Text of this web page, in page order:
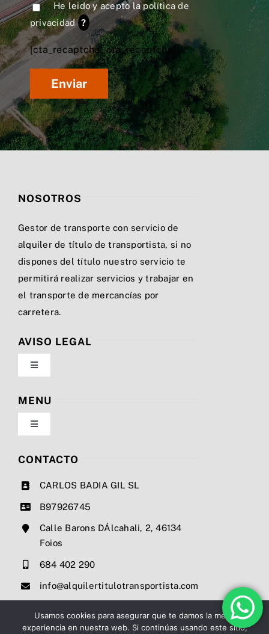
He leido y acepto lapolítica de
privacidad ?
[cta_recaptcha* cta_recaptcha]
NOSOTROS
Gestor de transporte con servicio de
alquiler de título de transportista, si no
dispones del título nuestro servicio te
permitirá realizar servicios y trabajar en
el transporte de mercancías por
carretera.
AVISO LEGAL
Toggle
Navigation
Política de privacidad
Condiciones de uso
MENU
Toggle
Navigation
Nosotros
Precios
Contacto
CONTACTO
CARLOS BADIA GIL SL
B97926745
Calle Barons DÁlcahali, 2, 46134
Foios
684 402 290
info@alquilertitulotransportista.com
Usamos cookies para asegurar que te damos la mejor
experiencia en nuestra web. Si continúas usando este sitio,